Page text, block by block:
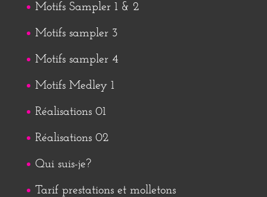
Motifs Sampler 1 & 2
Motifs sampler 3
Motifs sampler 4
Motifs Medley 1
Réalisations 01
Réalisations 02
Qui suis-je?
Tarif prestations et molletons